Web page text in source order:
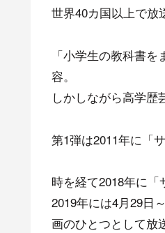
世界40カ国以上で放
「小学生の教科書
容。
しかしながら高学歴
第1弾は2011年に「
時を経て2018年に「
2019年には4月29日
画のひとつとして放